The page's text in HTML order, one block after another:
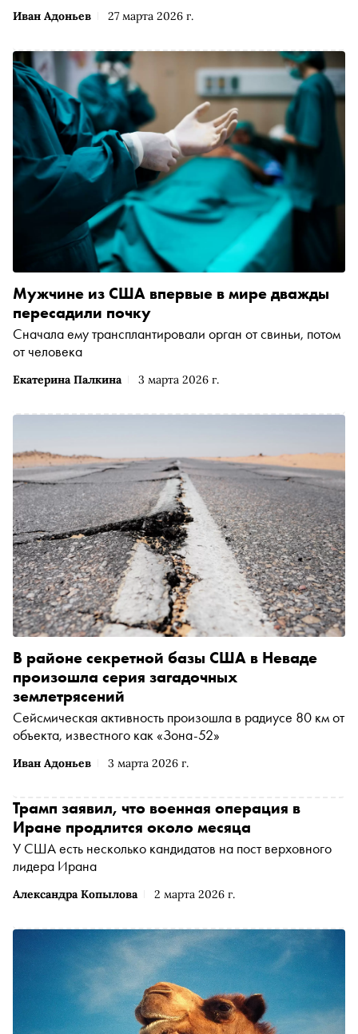
Иван Адоньев 27 марта 2026 г.
Екатерина Палкина 3 марта 2026 г.
Мужчине из США впервые в мире дважды
пересадили почку
Сначала ему трансплантировали орган от свиньи, потом
от человека
Иван Адоньев 3 марта 2026 г.
В районе секретной базы США в Неваде
произошла серия загадочных
землетрясений
Сейсмическая активность произошла в радиусе 80 км от
объекта, известного как «Зона-52»
Александра Копылова 2 марта 2026 г.
Трамп заявил, что военная операция в
Иране продлится около месяца
У США есть несколько кандидатов на пост верховного
лидера Ирана